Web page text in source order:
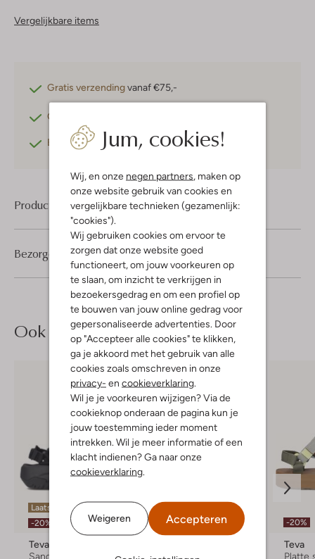
Jum, cookies!
Wij, en onze negen partners , maken op
onze website gebruik van cookies en
vergelijkbare technieken (gezamenlijk:
"cookies").
Wij gebruiken cookies om ervoor te
zorgen dat onze website goed
functioneert, om jouw voorkeuren op
te slaan, om inzicht te verkrijgen in
bezoekersgedrag en om een profiel op
te bouwen van jouw online gedrag voor
gepersonaliseerde advertenties. Door
op "Accepteer alle cookies" te klikken,
ga je akkoord met het gebruik van alle
cookies zoals omschreven in onze
privacy- en cookieverklaring
Wil je je voorkeuren wijzigen? Via de
cookieknop onderaan de pagina kun je
jouw toestemming ieder moment
intrekken. Wil je meer informatie of een
klacht indienen? Ga naar onze
cookieverklaring
Weigeren Accepteren
Vergelijkbare items
Gratis verzendingvanaf €75,-
Gratis retourneren
Betaal achterafmet Klarna
Product informatie
Bezorgen & retourneren
Ook iets voor jou?
Laatste maten
-20%
Teva
Sandalen
-10%
Platte sandalen
-20%
Teva
Platte